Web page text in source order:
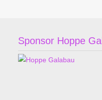
Sponsor Hoppe